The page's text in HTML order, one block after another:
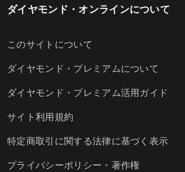
ダイヤモンド・オンラインについて
このサイトについて
ダイヤモンド・プレミアムについて
ダイヤモンド・プレミアム活用ガイド
サイト利用規約
特定商取引に関する法律に基づく表示
プライバシーポリシー・著作権